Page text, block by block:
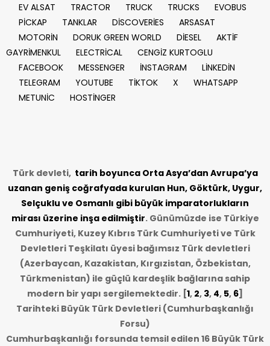
EV ALSAT
TRACTOR TRUCK TRUCKS
EVOBUS
PİCKAP
TANKLAR DİSCOVERİES
ARSASAT
MOTORİN
DORUK GREEN WORLD DİESEL
AKTİF
GAYRİMENKUL
ELECTRİCAL
CENGİZ KURTOGLU
FACEBOOK
MESSENGER İNSTAGRAM
LİNKEDİN
TELEGRAM
YOUTUBE TİKTOK X
WHATSAPP
METUNİC
HOSTİNGER
Türk devleti, tarih boyunca Orta Asya’dan Avrupa’ya
uzanan geniş coğrafyada kurulan Hun, Göktürk, Uygur,
Selçuklu ve Osmanlı gibi büyük imparatorlukların
mirası üzerine inşa edilmiştir. Günümüzde ise Türkiye
Cumhuriyeti, Kuzey Kıbrıs Türk Cumhuriyeti ve Türk
Devletleri Teşkilatı üyesi bağımsız Türk devletleri
(Azerbaycan, Kazakistan, Kırgızistan, Özbekistan,
Türkmenistan) ile güçlü kardeşlik bağlarına sahip
modern bir yapı sergilemektedir. [1, 2, 3, 4, 5, 6]
Tarihteki Büyük Türk Devletleri (Cumhurbaşkanlığı
Forsu)
Cumhurbaşkanlığı forsunda temsil edilen 16 Büyük Türk